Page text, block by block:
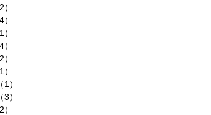
）
）
）
）
）
）
（1）
（3）
）